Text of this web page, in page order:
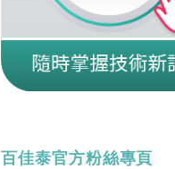
百佳泰官方粉絲專頁